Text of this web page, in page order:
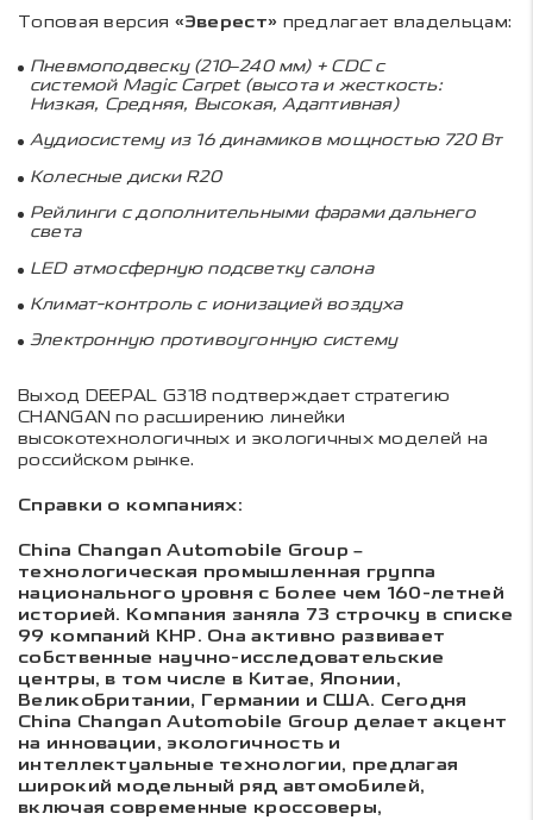
Топовая версия «Эверест» предлагает владельцам:
Пневмоподвеску (210–240 мм) + CDCс
системой Magic Carpet (высота и жесткость:
Низкая, Средняя, Высокая, Адаптивная)
Аудиосистему из 16 динамиков мощностью 720 Вт
Колесные диски R20
Рейлинги с дополнительными фарами дальнего
света
LED атмосферную подсветку салона
Климат-контроль с ионизацией воздуха
Электронную противоугонную систему
Выход DEEPAL G318 подтверждает стратегию
CHANGAN по расширению линейки
высокотехнологичных и экологичных моделей на
российском рынке.
Справки о компаниях:
China Changan Automobile Group –
технологическая промышленная группа
национального уровня с более чем 160-летней
историей. Компания заняла 73 строчку в списке
99 компаний КНР. Она активно развивает
собственные научно-исследовательские
центры, в том числе в Китае, Японии,
Великобритании, Германии и США. Сегодня
China Changan Automobile Group делает акцент
на инновации, экологичность и
интеллектуальные технологии, предлагая
широкий модельный ряд автомобилей,
включая современные кроссоверы,